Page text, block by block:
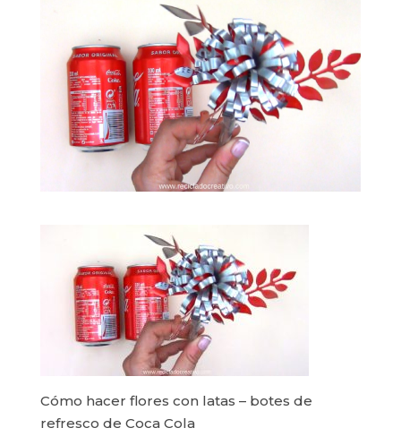
Cómo hacer flores con latas – botes de
refresco de Coca Cola